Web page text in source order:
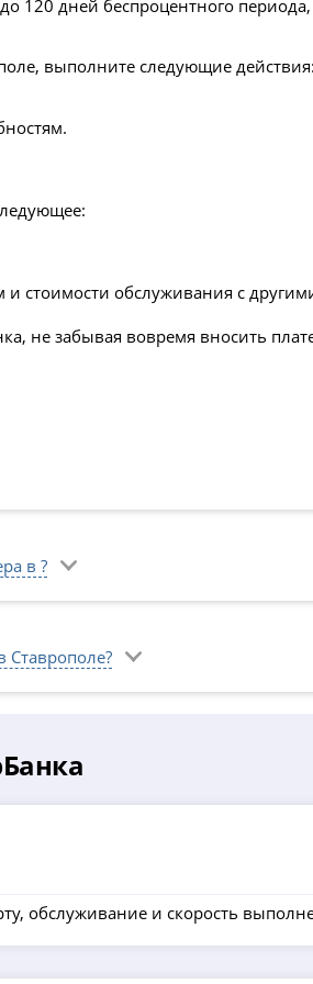
120 дней беспроцентного
выполните следующие действия:
стоимости обслуживания с
не забывая вовремя вносить
в ?
Ставрополе?
обслуживание и скорость